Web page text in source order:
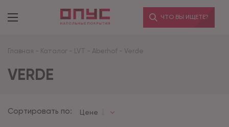
ЧТО ВЫ ИЩЕТЕ?
Главная - Каталог - LVT - Aberhof - Verde
VERDE
Сортировать по: Цене